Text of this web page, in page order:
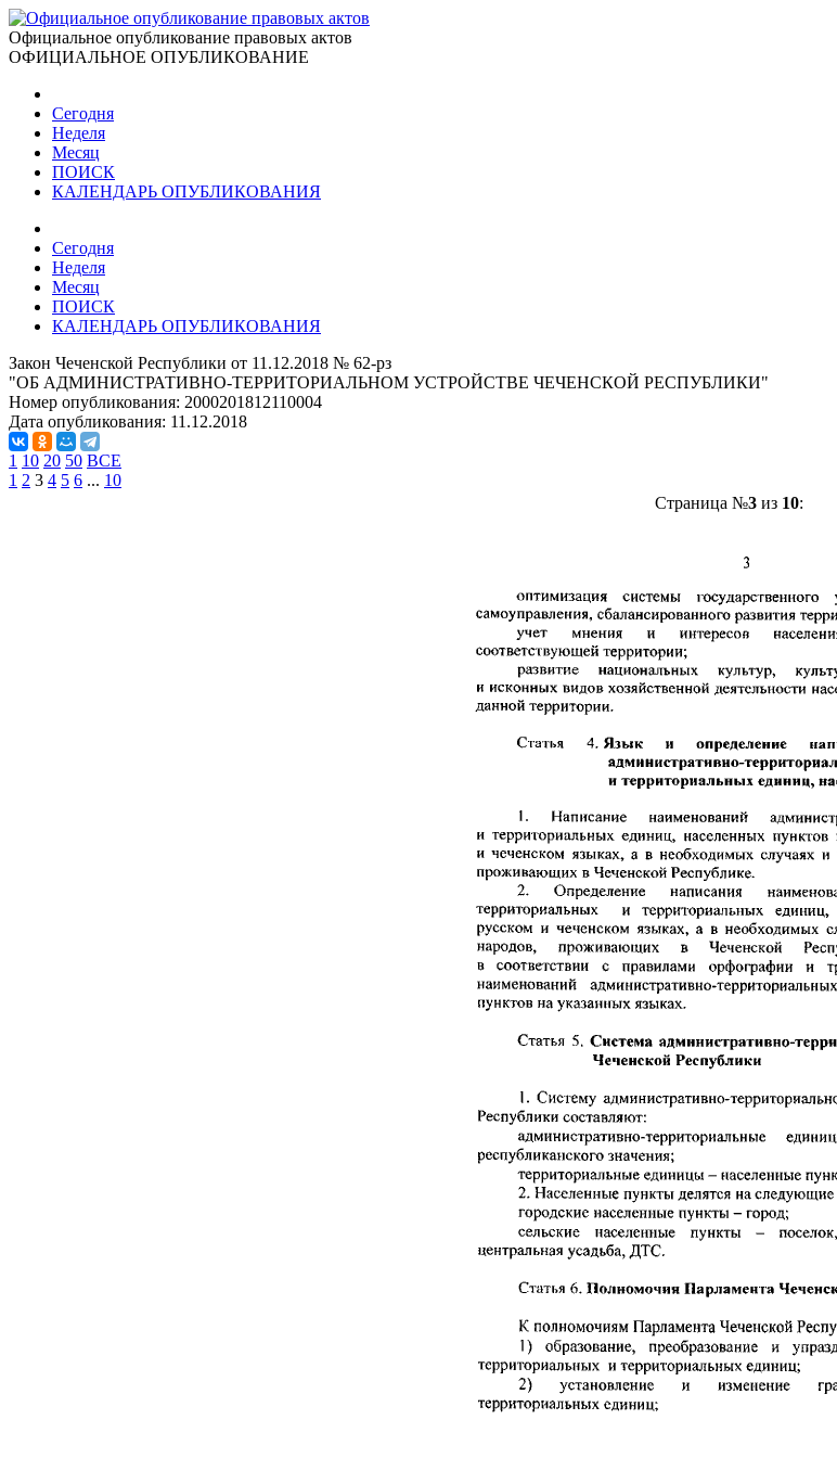
Официальное опубликование правовых актов
ОФИЦИАЛЬНОЕ ОПУБЛИКОВАНИЕ
Сегодня
Неделя
Месяц
ПОИСК
КАЛЕНДАРЬ ОПУБЛИКОВАНИЯ
Сегодня
Неделя
Месяц
ПОИСК
КАЛЕНДАРЬ ОПУБЛИКОВАНИЯ
Закон Чеченской Республики от 11.12.2018 № 62-рз
"OБ АДМИНИСТРАТИВНО-ТЕРРИТОРИАЛЬНОМ УСТРОЙСТВЕ ЧЕЧЕНСКОЙ РЕСПУБЛИКИ"
Номер опубликования: 2000201812110004
Дата опубликования: 11.12.2018
1 10 20 50 ВСЕ
1 2 3 4 5 6 ... 10
Страница №3из 10: